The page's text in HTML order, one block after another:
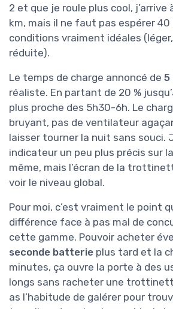
2 et que je roule plus cool, j’arrive
km, mais il ne faut pas espérer
conditions vraiment idéales
réduite).
Le temps de charge annoncé de 5
réaliste. En partant de 20 %
plus proche des 5h30-6h. Le
bruyant, pas de ventilateur
laisser tourner la nuit sans souci.
indicateur un peu plus précis sur
même, mais l’écran de la
voir le niveau global.
Pour moi, c’est vraiment le point
différence face à pas mal de
cette gamme. Pouvoir acheter
seconde batterie plus tard et la
minutes, ça ouvre la porte à des
longs sans racheter une
as l’habitude de galérer pour